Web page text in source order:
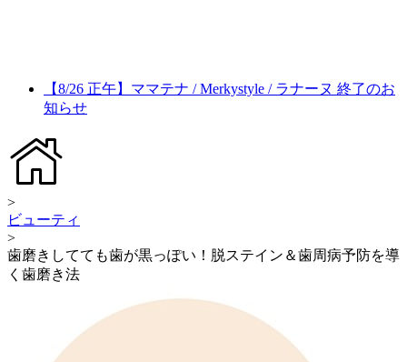
【8/26 正午】ママテナ / Merkystyle / ラナーヌ 終了のお
知らせ
>
ビューティ
>
歯磨きしてても歯が黒っぽい！脱ステイン＆歯周病予防を導
く歯磨き法